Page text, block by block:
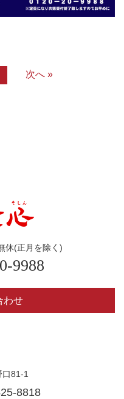
次へ »
休(正月を除く)
9988
わせ
81-1
8818